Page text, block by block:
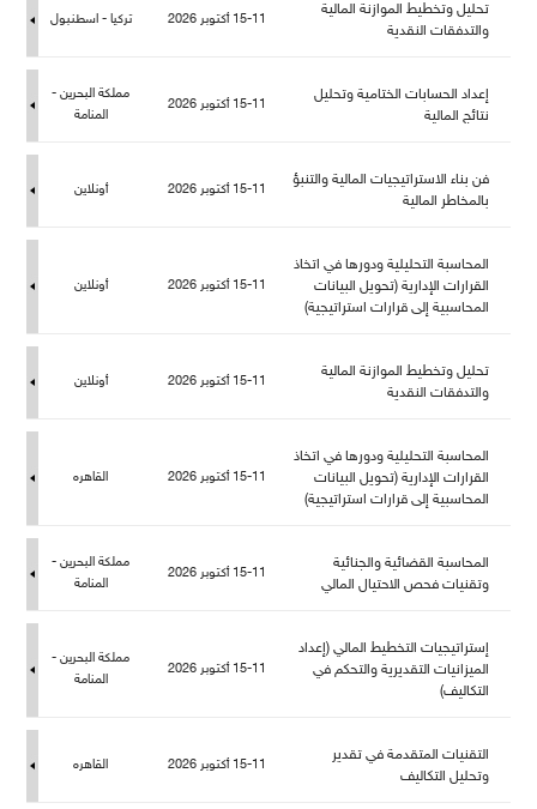
تحليل وتخطيط الموازنة المالية
والتدفقات النقدية
15-11 أكتوبر 2026 تركيا - اسطنبو
إعداد الحسابات الختامية وتحلي
نتائج المالية
15-11 أكتوبر 2026
كة البحرين -
المنامة
فن بناء الاستراتيجيات المالية والتنبؤ
بالمخاطر المالية
15-11 أكتوبر 2026 أونلاين
المحاسبة التحليلية ودورها في اتخاذ
القرارات الإدارية (تحويل البيانات
المحاسبية إلى قرارات استراتيجية)
15-11 أكتوبر 2026 أونلاين
تحليل وتخطيط الموازنة المالية
والتدفقات النقدية
15-11 أكتوبر 2026 أونلاين
المحاسبة التحليلية ودورها في اتخاذ
القرارات الإدارية (تحويل البيانات
المحاسبية إلى قرارات استراتيجية)
15-11 أكتوبر 2026 القاهره
المحاسبة القضائية والجنائية
وتقنيات فحص الاحتيال المالي
15-11 أكتوبر 2026
كة البحرين -
المنامة
إستراتيجيات التخطيط المالي (إعداد
الميزانيات التقديرية والتحكم في
التكاليف)
15-11 أكتوبر 2026
كة البحرين -
المنامة
التقنيات المتقدمة في تقدير
وتحليل التكاليف
15-11 أكتوبر 2026 القاهره